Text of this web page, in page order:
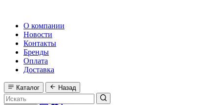
О компании
Новости
Контакты
Бренды
Оплата
Доставка
Каталог Назад